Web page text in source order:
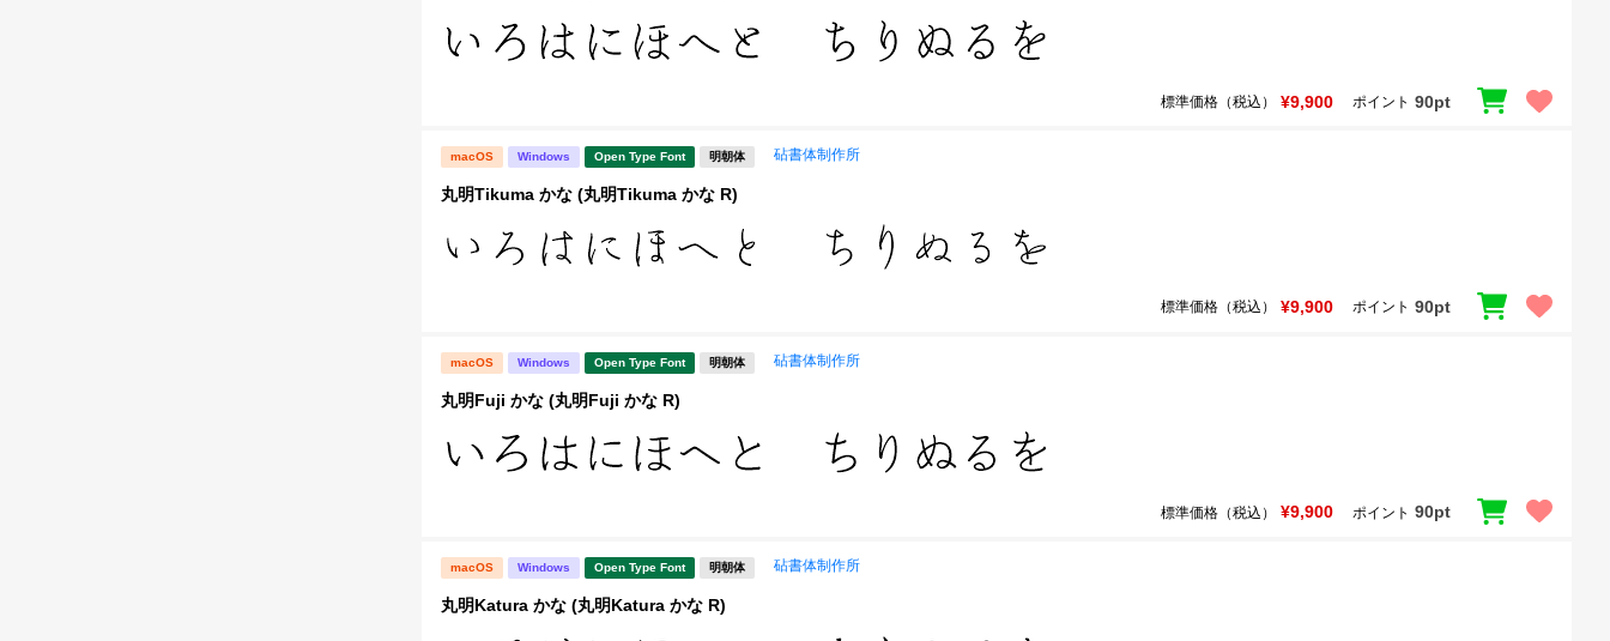
標準価格（税込） ¥9,900 ポイント 90pt
macOS Windows Open Type Font 明朝体 砧書体制作所
丸明Tikuma かな (丸明Tikuma かな R)
標準価格（税込） ¥9,900 ポイント 90pt
macOS Windows Open Type Font 明朝体 砧書体制作所
丸明Fuji かな (丸明Fuji かな R)
標準価格（税込） ¥9,900 ポイント 90pt
macOS Windows Open Type Font 明朝体 砧書体制作所
丸明Katura かな (丸明Katura かな R)